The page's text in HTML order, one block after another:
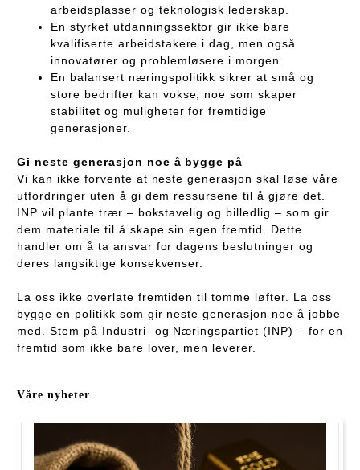
arbeidsplasser og teknologisk lederskap.
En styrket utdanningssektor gir ikke bare
kvalifiserte arbeidstakere i dag, men også
innovatører og problemløsere i morgen.
En balansert næringspolitikk sikrer at små og
store bedrifter kan vokse, noe som skaper
stabilitet og muligheter for fremtidige
generasjoner.
Gi neste generasjon noe å bygge på
Vi kan ikke forvente at neste generasjon skal løse våre
utfordringer uten å gi dem ressursene til å gjøre det.
INP vil plante trær – bokstavelig og billedlig – som gir
dem materiale til å skape sin egen fremtid. Dette
handler om å ta ansvar for dagens beslutninger og
deres langsiktige konsekvenser.
La oss ikke overlate fremtiden til tomme løfter. La oss
bygge en politikk som gir neste generasjon noe å jobbe
med. Stem på Industri- og Næringspartiet (INP) – for en
fremtid som ikke bare lover, men leverer.
Våre nyheter